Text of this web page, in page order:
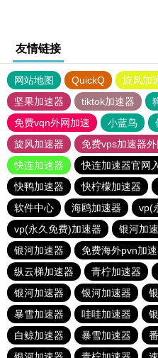
友情链接
网站地图 QuickQ 旋风加
坚果加速器
tiktok加速器
免费vqn外网加速
小蓝鸟
旋风加速器
免费vps加速器
快连加速器
快连加速器官网
快鸭加速器
快柠檬加速器
软件中心
海鸥加速器
vp(
vp(永久免费)加速器
银河加
银河加速器
免费海外pvn加
纵云梯加速器
青柠加速器
银河加速器
银河加速器
暴雪加速器
哇哇加速器
白鲸加速器
暴雪加速器